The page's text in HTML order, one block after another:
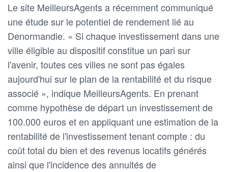
Le site MeilleursAgents a récemment communiqué
une étude sur le potentiel de rendement lié au
Denormandie. « Si chaque investissement dans une
ville éligible au dispositif constitue un pari sur
l'avenir, toutes ces villes ne sont pas égales
aujourd'hui sur le plan de la rentabilité et du risque
associé », indique MeilleursAgents. En prenant
comme hypothèse de départ un investissement de
100.000 euros et en appliquant une estimation de la
rentabilité de l'investissement tenant compte : du
coût total du bien et des revenus locatifs générés
ainsi que l'incidence des annuités de